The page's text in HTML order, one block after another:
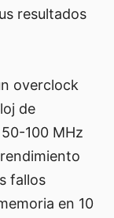
resultados
overclock
de
100 MHz
fallos
en 10